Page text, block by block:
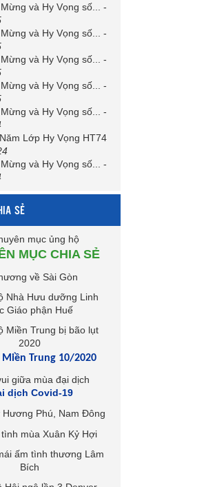
và Hy Vọng số...
-
và Hy Vọng số...
-
và Hy Vọng số...
-
và Hy Vọng số...
-
và Hy Vọng số...
-
Lớp Hy Vọng HT74
và Hy Vọng số...
-
SẺ
MỤC CHIA SẺ
Trung 10/2020
dịch Covid-19